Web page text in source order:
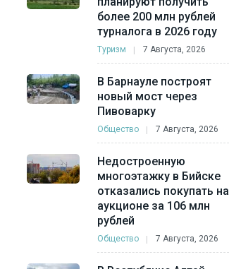
более 200 млн рублей
турналога в 2026 году
Туризм 7 Августа, 2026
В Барнауле построят
новый мост через
Пивоварку
Общество 7 Августа, 2026
Недостроенную
многоэтажку в Бийске
отказались покупать на
аукционе за 106 млн
рублей
Общество 7 Августа, 2026